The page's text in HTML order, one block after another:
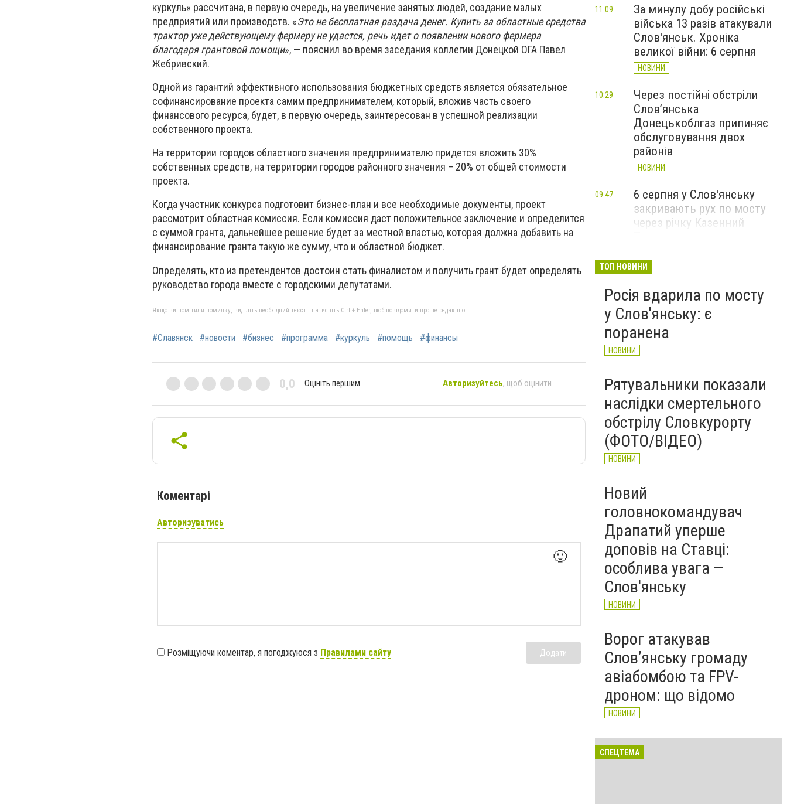
куркуль» рассчитана, в первую очередь, на увеличение занятых людей, создание малых
предприятий или производств. «Это не бесплатная раздача денег. Купить за областные средства
трактор уже действующему фермеру не удастся, речь идет о появлении нового фермера
благодаря грантовой помощи», — пояснил во время заседания коллегии Донецкой ОГА Павел
Жебривский.
Одной из гарантий эффективного использования бюджетных средств является обязательное
софинансирование проекта самим предпринимателем, который, вложив часть своего
финансового ресурса, будет, в первую очередь, заинтересован в успешной реализации
собственного проекта.
На территории городов областного значения предпринимателю придется вложить 30%
собственных средств, на территории городов районного значения – 20% от общей стоимости
проекта.
Когда участник конкурса подготовит бизнес-план и все необходимые документы, проект
рассмотрит областная комиссия. Если комиссия даст положительное заключение и определится
с суммой гранта, дальнейшее решение будет за местной властью, которая должна добавить на
финансирование гранта такую же сумму, что и областной бюджет.
Определять, кто из претендентов достоин стать финалистом и получить грант будет определять
руководство города вместе с городскими депутатами.
Якщо ви помітили помилку, виділіть необхідний текст і натисніть Ctrl + Enter, щоб повідомити про це редакцію
#Славянск #новости #бизнес #программа #куркуль #помощь #финансы
0,0 Оцініть першим Авторизуйтесь, щоб оцінити
Коментарі
Авторизуватись
🙂
Розміщуючи коментар, я погоджуюся з Правилами сайту Додати
За минулу добу російські
війська 13 разів атакували
Слов'янськ. Хроніка
великої війни: 6 серпня
НОВИНИ
11:09
Через постійні обстріли
Слов’янська
Донецькоблгаз припиняє
обслуговування двох
районів
НОВИНИ
10:29
6 серпня у Слов'янську
закривають рух по мосту
через річку Казенний
09:47
чотири рази атакували FPV-
дрони
ТОП НОВИНИ
Росія вдарила по мосту
у Слов'янську: є
поранена
НОВИНИ
Рятувальники показали
наслідки смертельного
обстрілу Словкурорту
(ФОТО/ВІДЕО)
НОВИНИ
Новий
головнокомандувач
Драпатий уперше
доповів на Ставці:
особлива увага —
Слов'янську
НОВИНИ
Ворог атакував
Слов’янську громаду
авіабомбою та FPV-
дроном: що відомо
НОВИНИ
СПЕЦТЕМА